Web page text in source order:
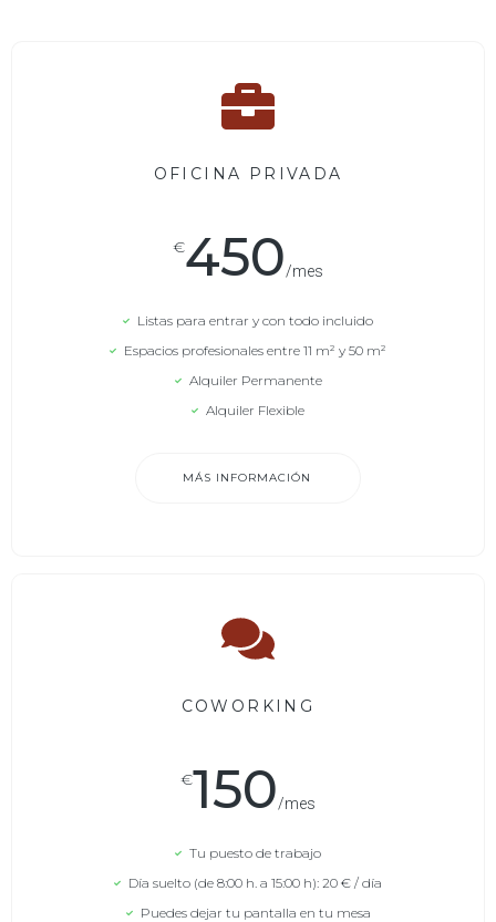
OFICINA PRIVADA
€450/mes
Listas para entrar y con todo incluido
Espacios profesionales entre 11 m² y 50 m²
Alquiler Permanente
Alquiler Flexible
MÁS INFORMACIÓN
COWORKING
€150/mes
Tu puesto de trabajo
Día suelto (de 8:00 h. a 15:00 h): 20 € / día
Puedes dejar tu pantalla en tu mesa